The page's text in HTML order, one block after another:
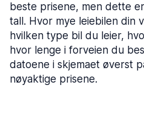
beste prisene, men dette
tall. Hvor mye leiebilen din
hvilken type bil du leier,
hvor lenge i forveien du
datoene i skjemaet øverst
nøyaktige prisene.